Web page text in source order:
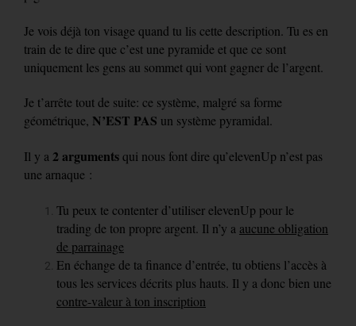
Je vois déjà ton visage quand tu lis cette description. Tu es en
train de te dire que c’est une pyramide et que ce sont
uniquement les gens au sommet qui vont gagner de l’argent.
Je t’arrête tout de suite: ce système, malgré sa forme
géométrique, N’EST PAS un système pyramidal.
Il y a2 argumentsqui nous font dire qu’elevenUp n’est pas
une arnaque :
Tu peux te contenter d’utiliser elevenUp pour le
trading de ton propre argent. Il n’y a aucune obligation
de parrainage
En échange de ta finance d’entrée, tu obtiens l’accès à
tous les services décrits plus hauts. Il y a donc bien une
contre-valeur à ton inscription